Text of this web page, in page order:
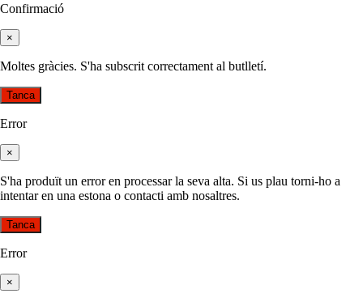
Confirmació
×
Moltes gràcies. S'ha subscrit correctament al butlletí.
Tanca
Error
×
S'ha produït un error en processar la seva alta. Si us plau torni-ho a
intentar en una estona o contacti amb nosaltres.
Tanca
Error
×